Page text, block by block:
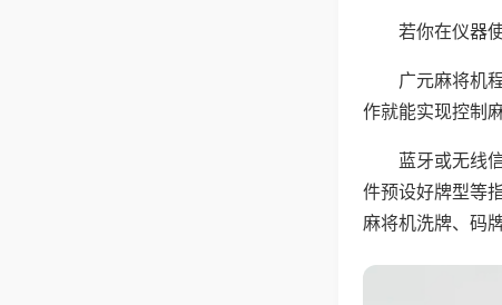
若你在仪器
广元麻将机
作就能实现控制
蓝牙或无线
件预设好牌型等
麻将机洗牌、码